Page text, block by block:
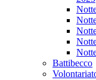
Battibecco